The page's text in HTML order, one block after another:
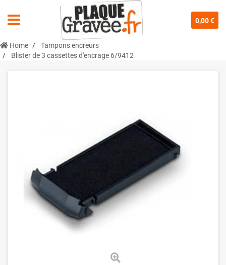
0,00 €
Home
Tampons encreurs
Blister de 3 cassettes d'encrage 6/9412